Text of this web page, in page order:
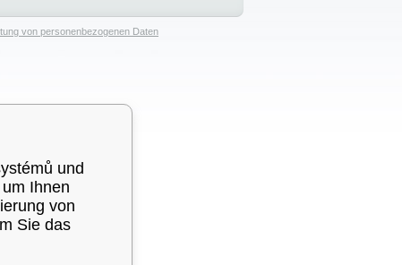
von personenbezogenen Daten
und
Ihnen
von
Sie das